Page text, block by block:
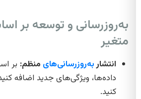
به‌روزرسانی و توسعه بر
متغیر
انتشاربه‌روزرسانی‌های منظم: بر
داده‌ها، ویژگی‌های جدید اضافه
کنید.